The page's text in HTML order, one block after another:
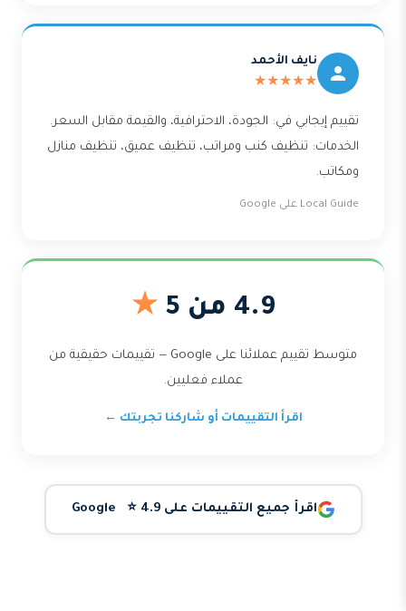
نايف الأحمد
★★★★★
تقييم إيجابي في: الجودة، الاحترافية، والقيمة مقابل السعر.
الخدمات: تنظيف كنب ومراتب، تنظيف عميق، تنظيف منازل
ومكاتب.
Local Guide على Google
4.9 من 5 ★
متوسط تقييم عملائنا على Google — تقييمات حقيقية من
عملاء فعليين.
اقرأ التقييمات أو شاركنا تجربتك ←
اقرأ جميع التقييمات على Google ⭐ 4.9